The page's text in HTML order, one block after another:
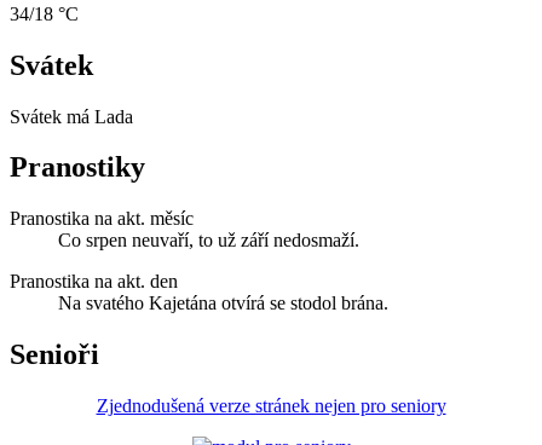
34/18 °C
Svátek
Svátek má Lada
Pranostiky
Pranostika na akt. měsíc
Co srpen neuvaří, to už září nedosmaží.
Pranostika na akt. den
Na svatého Kajetána otvírá se stodol brána.
Senioři
Zjednodušená verze stránek nejen pro seniory